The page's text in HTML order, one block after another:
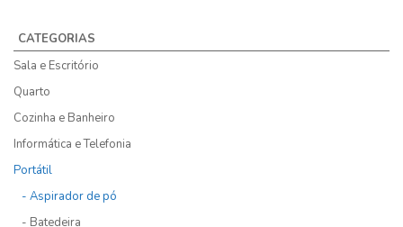
CATEGORIAS
Sala e Escritório
Quarto
Cozinha e Banheiro
Informática e Telefonia
Portátil
- Aspirador de pó
- Batedeira